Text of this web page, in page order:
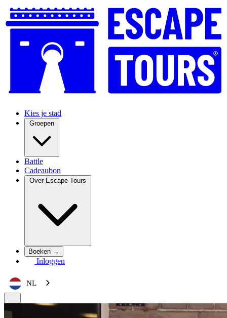
Kies je stad
Groepen
Battle
Cadeaubon
Over Escape Tours
Boeken →
Inloggen
NL